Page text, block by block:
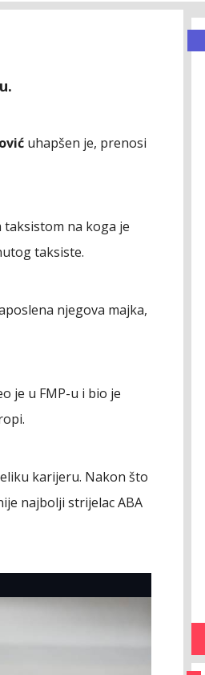
uhapšen je, prenosi
taksistom na koga je
taksiste.
njegova majka,
je u FMP-u i bio je
karijeru. Nakon što
najbolji strijelac ABA